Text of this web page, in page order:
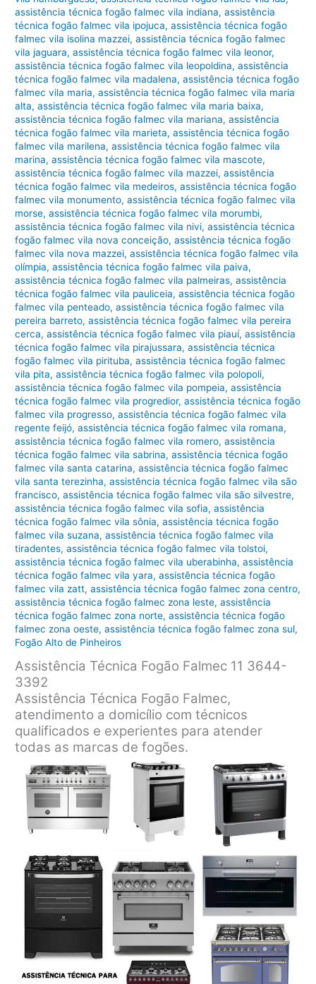
assistência técnica fogão falmec vila indiana,assistência
técnica fogão falmec vila ipojuca,assistência técnica fogão
falmec vila isolina mazzei,assistência técnica fogão falmec
vila jaguara,assistência técnica fogão falmec vila leonor,
assistência técnica fogão falmec vila leopoldina,assistência
técnica fogão falmec vila madalena,assistência técnica fogão
falmec vila maria,assistência técnica fogão falmec vila maria
alta,assistência técnica fogão falmec vila maria baixa,
assistência técnica fogão falmec vila mariana,assistência
técnica fogão falmec vila marieta,assistência técnica fogão
falmec vila marilena,assistência técnica fogão falmec vila
marina,assistência técnica fogão falmec vila mascote,
assistência técnica fogão falmec vila mazzei,assistência
técnica fogão falmec vila medeiros,assistência técnica fogão
falmec vila monumento,assistência técnica fogão falmec vila
morse,assistência técnica fogão falmec vila morumbi,
assistência técnica fogão falmec vila nivi,assistência técnica
fogão falmec vila nova conceição,assistência técnica fogão
falmec vila nova mazzei,assistência técnica fogão falmec vila
olímpia,assistência técnica fogão falmec vila paiva,
assistência técnica fogão falmec vila palmeiras,assistência
técnica fogão falmec vila pauliceia,assistência técnica fogão
falmec vila penteado,assistência técnica fogão falmec vila
pereira barreto,assistência técnica fogão falmec vila pereira
cerca,assistência técnica fogão falmec vila piauí,assistência
técnica fogão falmec vila pirajussara,assistência técnica
fogão falmec vila pirituba,assistência técnica fogão falmec
vila pita,assistência técnica fogão falmec vila polopoli,
assistência técnica fogão falmec vila pompeia,assistência
técnica fogão falmec vila progredior,assistência técnica fogão
falmec vila progresso,assistência técnica fogão falmec vila
regente feijó,assistência técnica fogão falmec vila romana,
assistência técnica fogão falmec vila romero,assistência
técnica fogão falmec vila sabrina,assistência técnica fogão
falmec vila santa catarina,assistência técnica fogão falmec
vila santa terezinha,assistência técnica fogão falmec vila são
francisco,assistência técnica fogão falmec vila são silvestre,
assistência técnica fogão falmec vila sofia,assistência
técnica fogão falmec vila sônia,assistência técnica fogão
falmec vila suzana,assistência técnica fogão falmec vila
tiradentes,assistência técnica fogão falmec vila tolstoi,
assistência técnica fogão falmec vila uberabinha,assistência
técnica fogão falmec vila yara,assistência técnica fogão
falmec vila zatt,assistência técnica fogão falmec zona centro,
assistência técnica fogão falmec zona leste,assistência
técnica fogão falmec zona norte,assistência técnica fogão
falmec zona oeste,assistência técnica fogão falmec zona sul,
Fogão Alto de Pinheiros
Assistência Técnica Fogão Falmec 11 3644-
3392
Assistência Técnica Fogão Falmec,
atendimento a domicílio com técnicos
qualificados e experientes para atender
todas as marcas de fogões.